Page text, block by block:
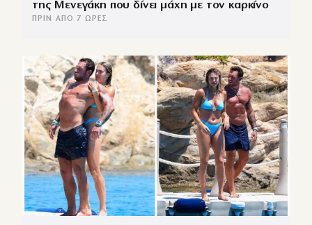
της Μενεγάκη που δίνει μάχη με τον καρκίνο
ΠΡΙΝ ΑΠΌ 7 ΏΡΕΣ